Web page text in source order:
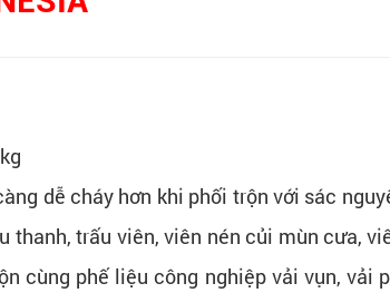
dễ cháy hơn khi phối trộn với sác
trấu viên, viên nén củi mùn cưa,
cùng phế liệu công nghiệp vải vụn, vải